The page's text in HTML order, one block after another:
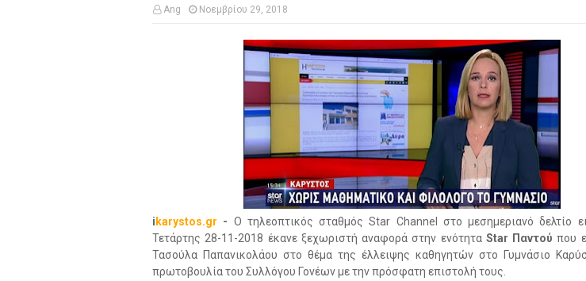
Ang Νοεμβρίου 29, 2018
i karystos.gr - Ο τηλεοπτικός σταθμός Star Channel στο μεσημεριανό δελτίο
Τετάρτης 28-11-2018 έκανε ξεχωριστή αναφορά στην ενότητα Star Παντού που
Τασούλα Παπανικολάου στο θέμα της έλλειψης καθηγητών στο Γυμνάσιο
πρωτοβουλία του Συλλόγου Γονέων με την πρόσφατη επιστολή τους.